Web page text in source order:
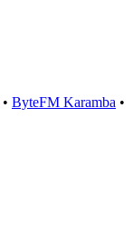
• ByteFM Karamba •